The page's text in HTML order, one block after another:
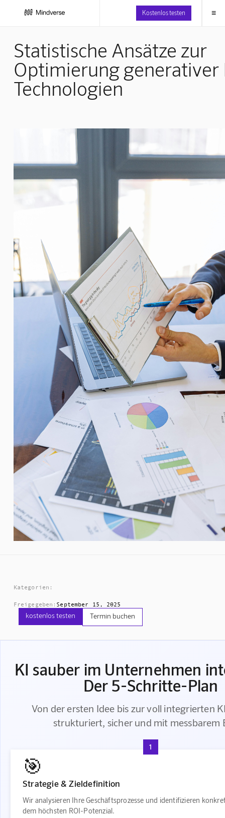
Kostenlos testen ≡
Statistische Ansätze zur
Optimierung generativer
Technologien
Kategorien:
Freigegeben: September 15, 2025
kostenlos testen Termin buchen
KI sauber im Unternehmen
Der 5-Schritte-Plan
Von der ersten Idee bis zur voll integrierten
strukturiert, sicher und mit messbarem
1
🎯
Strategie & Zieldefinition
Wir analysieren Ihre Geschäftsprozesse und identifizieren
dem höchsten ROI-Potenzial.